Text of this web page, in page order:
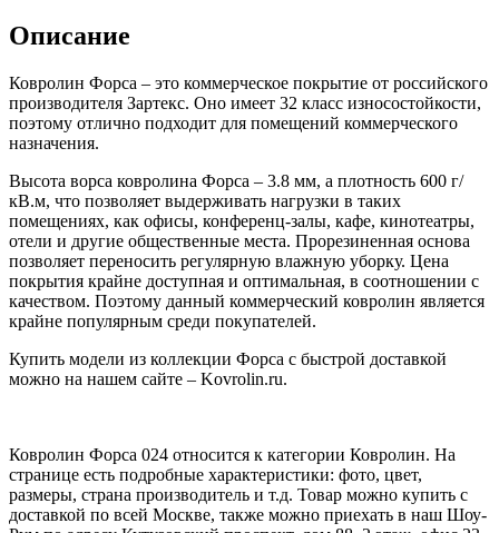
Описание
Ковролин Форса – это коммерческое покрытие от российского
производителя Зартекс. Оно имеет 32 класс износостойкости,
поэтому отлично подходит для помещений коммерческого
назначения.
Высота ворса ковролина Форса – 3.8 мм, а плотность 600 г/
кВ.м, что позволяет выдерживать нагрузки в таких
помещениях, как офисы, конференц-залы, кафе, кинотеатры,
отели и другие общественные места. Прорезиненная основа
позволяет переносить регулярную влажную уборку. Цена
покрытия крайне доступная и оптимальная, в соотношении с
качеством. Поэтому данный коммерческий ковролин является
крайне популярным среди покупателей.
Купить модели из коллекции Форса с быстрой доставкой
можно на нашем сайте – Kovrolin.ru.
Ковролин Форса 024 относится к категории Ковролин. На
странице есть подробные характеристики: фото, цвет,
размеры, страна производитель и т.д. Товар можно купить с
доставкой по всей Москве, также можно приехать в наш Шоу-